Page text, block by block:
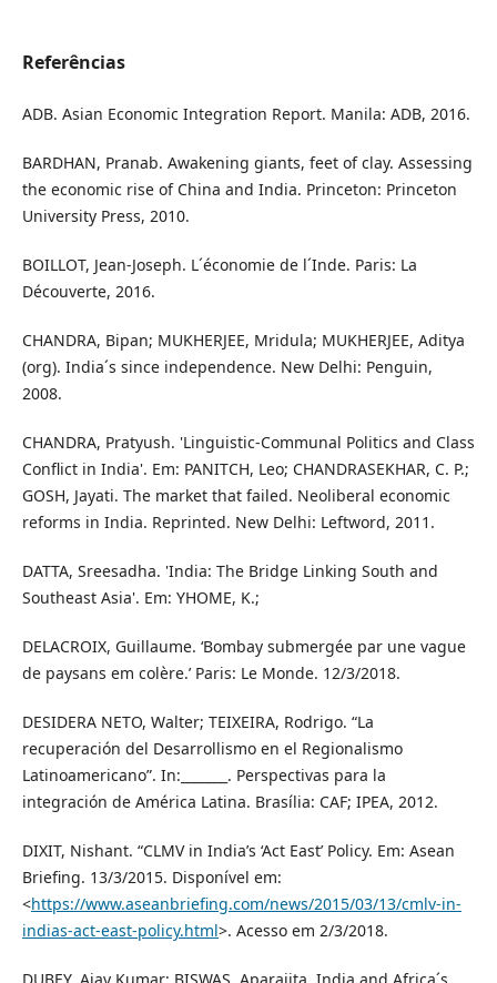
Referências
ADB. Asian Economic Integration Report. Manila: ADB, 2016.
BARDHAN, Pranab. Awakening giants, feet of clay. Assessing
the economic rise of China and India. Princeton: Princeton
University Press, 2010.
BOILLOT, Jean-Joseph. L´économie de l´Inde. Paris: La
Découverte, 2016.
CHANDRA, Bipan; MUKHERJEE, Mridula; MUKHERJEE, Aditya
(org). India´s since independence. New Delhi: Penguin,
2008.
CHANDRA, Pratyush. 'Linguistic-Communal Politics and Class
Conflict in India'. Em: PANITCH, Leo; CHANDRASEKHAR, C. P.;
GOSH, Jayati. The market that failed. Neoliberal economic
reforms in India. Reprinted. New Delhi: Leftword, 2011.
DATTA, Sreesadha. 'India: The Bridge Linking South and
Southeast Asia'. Em: YHOME, K.;
DELACROIX, Guillaume. ‘Bombay submergée par une vague
de paysans em colère.’ Paris: Le Monde. 12/3/2018.
DESIDERA NETO, Walter; TEIXEIRA, Rodrigo. “La
recuperación del Desarrollismo en el Regionalismo
Latinoamericano”. In:_______. Perspectivas para la
integración de América Latina. Brasília: CAF; IPEA, 2012.
DIXIT, Nishant. “CLMV in India’s ‘Act East’ Policy. Em: Asean
Briefing. 13/3/2015. Disponível em:
<https://www.aseanbriefing.com/news/2015/03/13/cmlv-in-
indias-act-east-policy.html>. Acesso em 2/3/2018.